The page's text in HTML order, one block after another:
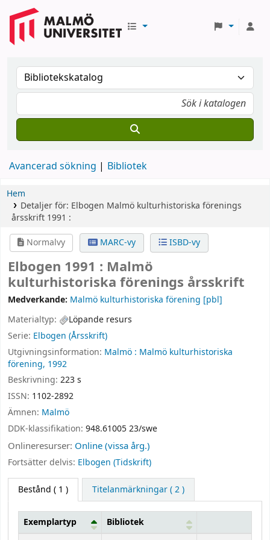
Avancerad sökning Bibliotek
Hem
Detaljer för: Elbogen Malmö kulturhistoriska förenings
årsskrift 1991 :
Normalvy
MARC-vy ISBD-vy
Elbogen 1991 : Malmö
kulturhistoriska förenings årsskrift
Medverkande: Malmö kulturhistoriska förening [pbl]
Materialtyp:
Löpande resurs
Serie: Elbogen (Årsskrift)
Utgivningsinformation: Malmö : Malmö kulturhistoriska
förening, 1992
Beskrivning: 223 s
ISSN: 1102-2892
Ämnen: Malmö
DDK-klassifikation: 948.61005 23/swe
Onlineresurser: Online (vissa årg.)
Fortsätter delvis: Elbogen (Tidskrift)
Bestånd ( 1 ) Titelanmärkningar ( 2 )
Exemplartyp
Bibliotek